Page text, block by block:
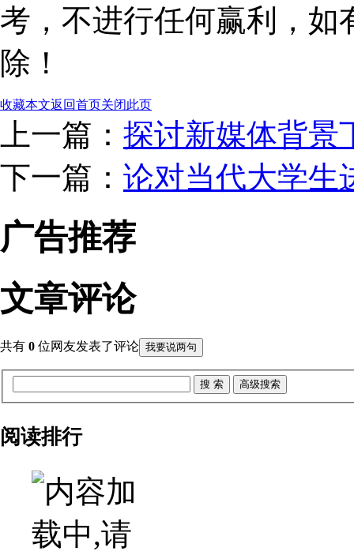
考，不进行任何赢利，如
除！
收藏本文返回首页关闭此页
上一篇： 探讨新媒体背景
下一篇： 论对当代大学生
广告推荐
文章评论
共有 0 位网友发表了评论 我要说两句
阅读排行